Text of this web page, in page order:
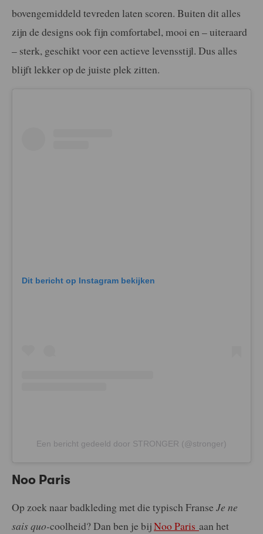
bovengemiddeld tevreden laten scoren. Buiten dit alles
zijn de designs ook fijn comfortabel, mooi en – uiteraard
– sterk, geschikt voor een actieve levensstijl. Dus alles
blijft lekker op de juiste plek zitten.
Dit bericht op Instagram bekijken
Een bericht gedeeld door STRONGER (@stronger)
Noo Paris
Op zoek naar badkleding met die typisch Franse Je ne
sais quo-coolheid? Dan ben je bijNoo Paris aan het